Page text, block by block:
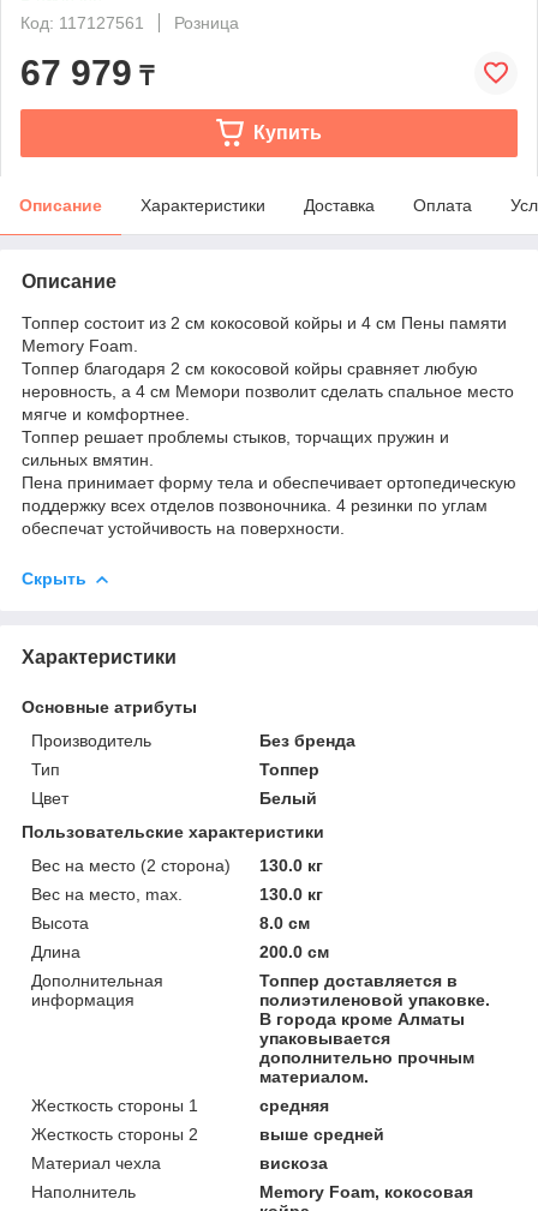
Код: 117127561
Розница
67 979 ₸
Купить
Описание Характеристики Доставка Оплата
Описание
Топпер состоит из 2 см кокосовой койры и 4 см Пены памяти
Memory Foam.
Топпер благодаря 2 см кокосовой койры сравняет любую
неровность, а 4 см Мемори позволит сделать спальное место
мягче и комфортнее.
Топпер решает проблемы стыков, торчащих пружин и
сильных вмятин.
Пена принимает форму тела и обеспечивает ортопедическую
поддержку всех отделов позвоночника. 4 резинки по углам
обеспечат устойчивость на поверхности.
Скрыть
Характеристики
Основные атрибуты
Производитель
Без бренда
Тип
Топпер
Цвет
Белый
Пользовательские характеристики
Вес на место (2 сторона)
130.0 кг
Вес на место, max.
130.0 кг
Высота
8.0 см
Длина
200.0 см
Дополнительная
информация
Топпер доставляется в
полиэтиленовой упаковке.
В города кроме Алматы
упаковывается
дополнительно прочным
материалом.
Жесткость стороны 1
средняя
Жесткость стороны 2
выше средней
Материал чехла
вискоза
Наполнитель
Memory Foam, кокосовая